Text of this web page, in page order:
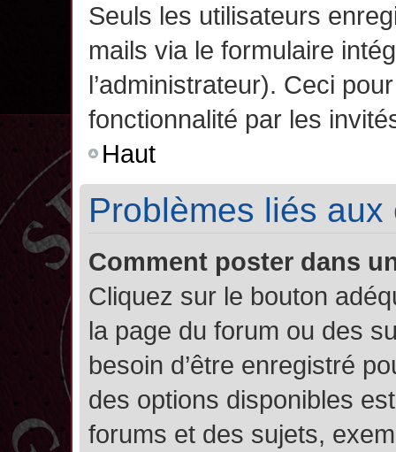
Seuls les utilisateurs
mails via le formulaire
l’administrateur). Ceci
fonctionnalité par les
Haut
Problèmes liés
Comment poster dans
Cliquez sur le bouton
la page du forum ou des
besoin d’être enregistré
des options disponibles
forums et des sujets,